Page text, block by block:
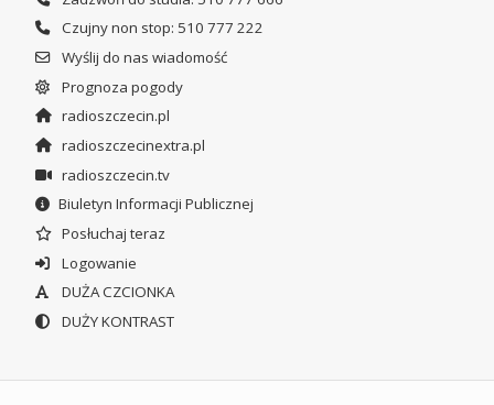
Czujny non stop: 510 777 222
Wyślij do nas wiadomość
Prognoza pogody
radioszczecin.pl
radioszczecinextra.pl
radioszczecin.tv
Biuletyn Informacji Publicznej
Posłuchaj teraz
Logowanie
DUŻA CZCIONKA
DUŻY KONTRAST